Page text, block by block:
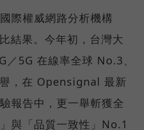
際權威網路分析機構
結果。今年初，台灣大
5G 在線率全球 No.3、
，在 Opensignal 最新
報告中，更一舉斬獲全
與「品質一致性」No.1